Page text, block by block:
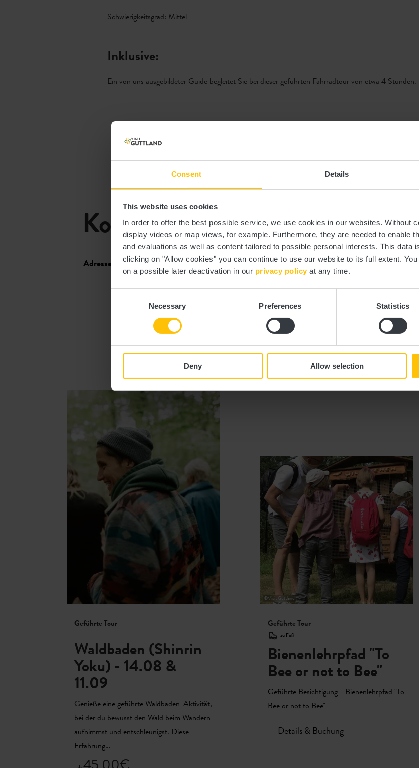
Consent Details
This website uses cookies
In order to offer the best possible service, we use cookies in our websites. Without
display videos or map views, for example. Furthermore, they are needed to enable
and evaluations as well as content tailored to possible personal interests. This data
clicking on "Allow cookies" you can continue to use our website to its full extent.
on a possible later deactivation in our privacy policy at any time.
Necessary Preferences Statistics
Deny Allow selection
Schwierigkeitsgrad: Mittel
Inklusive:
Ein von uns ausgebildeter Guide begleitet Sie bei dieser geführten Fahrradtour von etwa 4 Stunden.
Kontakt
Adresse:
Tourismusverband Region Guttland
150, B.P.
L-7502 Mersch
Auf Karte anzeigen
Tel.:
+352
Ähnliche geführte
Geführte Tour
Waldbaden (Shinrin
Yoku) - 14.08 &
11.09
Genieße eine geführte Waldbaden-Aktivität,
bei der du bewusst den Wald beim Wandern
aufnimmst und entschleunigst. Diese
Erfahrung…
Details & Buchung
©Visit Guttland
Geführte Tour
zu Fuß
Bienenlehrpfad "To
Bee or not to Bee"
Geführte Besichtigung - Bienenlehrpfad "To
Bee or not to Bee"
Details & Buchung